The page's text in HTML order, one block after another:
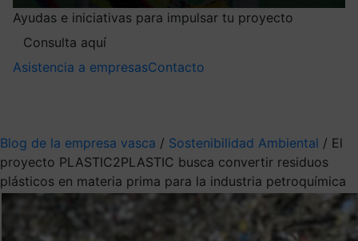
Ayudas e iniciativas para impulsar tu proyecto
Consulta aquí
Asistencia a empresasContacto
Blog de la empresa vasca / Sostenibilidad Ambiental / El
proyecto PLASTIC2PLASTIC busca convertir residuos
plásticos en materia prima para la industria petroquímica